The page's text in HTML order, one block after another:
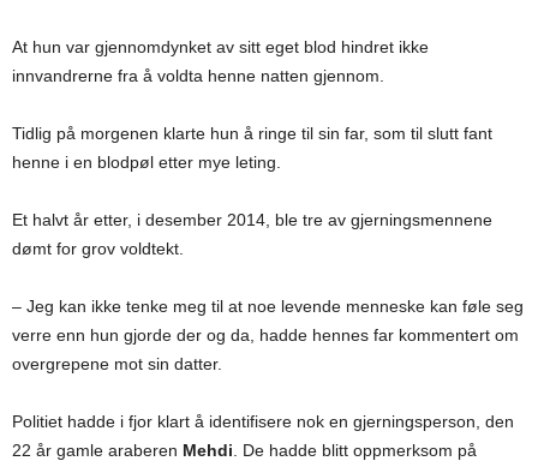
At hun var gjennomdynket av sitt eget blod hindret ikke
innvandrerne fra å voldta henne natten gjennom.
Tidlig på morgenen klarte hun å ringe til sin far, som til slutt fant
henne i en blodpøl etter mye leting.
Et halvt år etter, i desember 2014, ble tre av gjerningsmennene
dømt for grov voldtekt.
– Jeg kan ikke tenke meg til at noe levende menneske kan føle seg
verre enn hun gjorde der og da, hadde hennes far kommentert om
overgrepene mot sin datter.
Politiet hadde i fjor klart å identifisere nok en gjerningsperson, den
22 år gamle araberen Mehdi . De hadde blitt oppmerksom på